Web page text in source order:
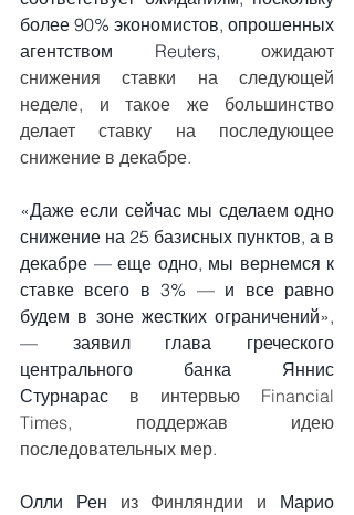
более 90% экономистов, опрошенных
агентством Reuters, ожидают
снижения ставки на следующей
неделе, и такое же большинство
делает ставку на последующее
снижение в декабре.
«Даже если сейчас мы сделаем одно
снижение на 25 базисных пунктов, а в
декабре — еще одно, мы вернемся к
ставке всего в 3% — и все равно
будем в зоне жестких ограничений»,
— заявил глава греческого
центрального банка
Яннис
Стурнарас в интервью Financial
Times, поддержав идею
последовательных мер.
Олли Рен из Финляндии и Марио